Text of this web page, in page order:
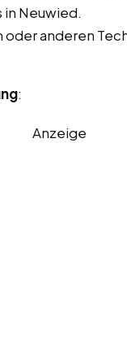
Neuwied.
anderen
:
Anzeige